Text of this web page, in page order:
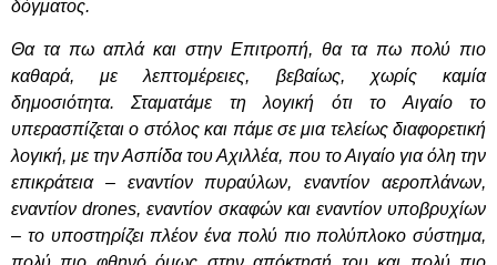
δόγματος.
Θα τα πω απλά και στην Επιτροπή, θα τα πω πολύ πιο
καθαρά, με λεπτομέρειες, βεβαίως, χωρίς καμία
δημοσιότητα. Σταματάμε τη λογική ότι το Αιγαίο το
υπερασπίζεται ο στόλος και πάμε σε μια τελείως διαφορετική
λογική, με την Ασπίδα του Αχιλλέα, που το Αιγαίο για όλη την
επικράτεια – εναντίον πυραύλων, εναντίον αεροπλάνων,
εναντίον drones, εναντίον σκαφών και εναντίον υποβρυχίων
– το υποστηρίζει πλέον ένα πολύ πιο πολύπλοκο σύστημα,